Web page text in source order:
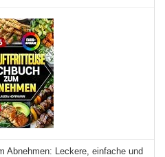
Abnehmen: Leckere, einfache und